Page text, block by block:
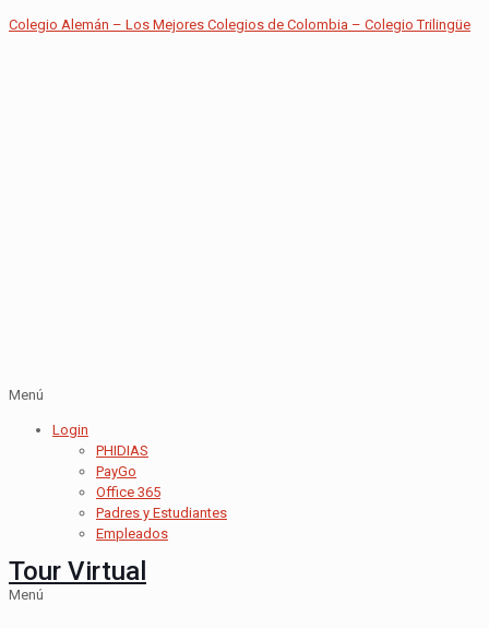
Colegio Alemán – Los Mejores Colegios de Colombia – Colegio Trilingüe
Menú
Login
PHIDIAS
PayGo
Office 365
Padres y Estudiantes
Empleados
Tour Virtual
Menú